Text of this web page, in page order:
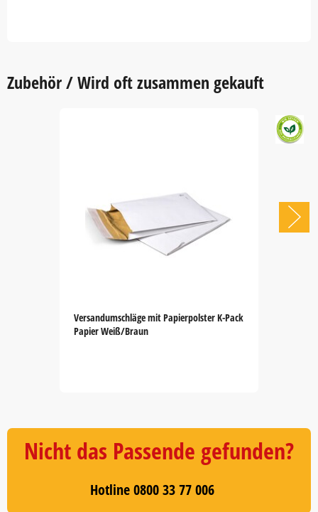
Zubehör / Wird oft zusammen gekauft
Versandumschläge mit Papierpolster K-Pack
Papier Weiß/Braun
5
Nicht das Passende gefunden?
Hotline 0800 33 77 006